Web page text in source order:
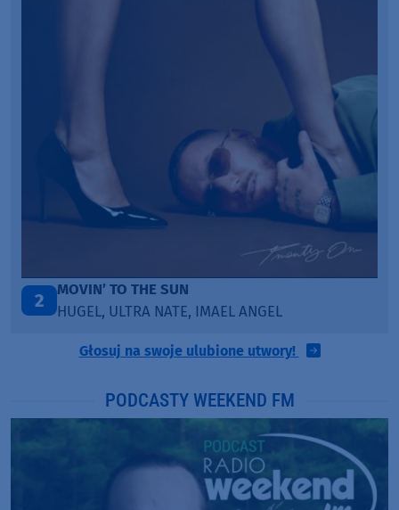
MOVIN’ TO THE SUN
HUGEL, ULTRA NATE, IMAEL ANGEL
Głosuj na swoje ulubione utwory!
PODCASTY WEEKEND FM